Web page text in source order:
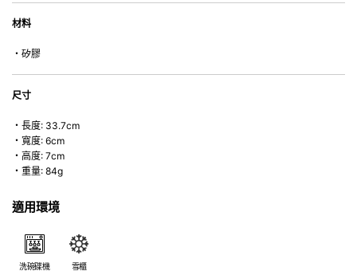
材料
・矽膠
尺寸
・長度: 33.7cm
・寬度: 6cm
・高度: 7cm
・重量: 84g
適用環境
洗碗碟機 雪櫃